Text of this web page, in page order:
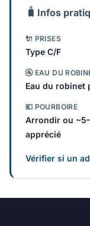
🧳 Infos
🔌 PRISES
Type C/F
🚰 EAU DU
Eau du robinet
💶 POURBOIRE
Arrondir ou
apprécié
Vérifier si un